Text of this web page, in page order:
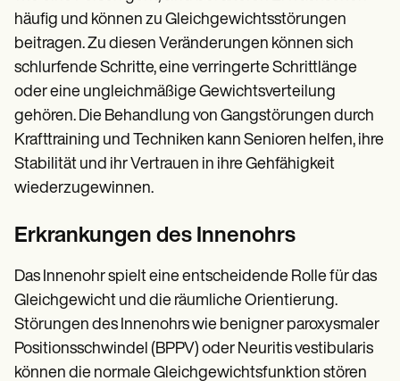
häufig und können zu Gleichgewichtsstörungen
beitragen. Zu diesen Veränderungen können sich
schlurfende Schritte, eine verringerte Schrittlänge
oder eine ungleichmäßige Gewichtsverteilung
gehören. Die Behandlung von Gangstörungen durch
Krafttraining und Techniken kann Senioren helfen, ihre
Stabilität und ihr Vertrauen in ihre Gehfähigkeit
wiederzugewinnen.
Erkrankungen des Innenohrs
Das Innenohr spielt eine entscheidende Rolle für das
Gleichgewicht und die räumliche Orientierung.
Störungen des Innenohrs wie benigner paroxysmaler
Positionsschwindel (BPPV) oder Neuritis vestibularis
können die normale Gleichgewichtsfunktion stören